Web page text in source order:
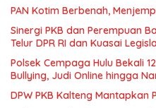
PAN Kotim Berbenah,
Sinergi PKB dan Perempuan
Telur DPR RI dan Kuasai
Polsek Cempaga Hulu Bekali
Bullying, Judi Online hingga
DPW PKB Kalteng